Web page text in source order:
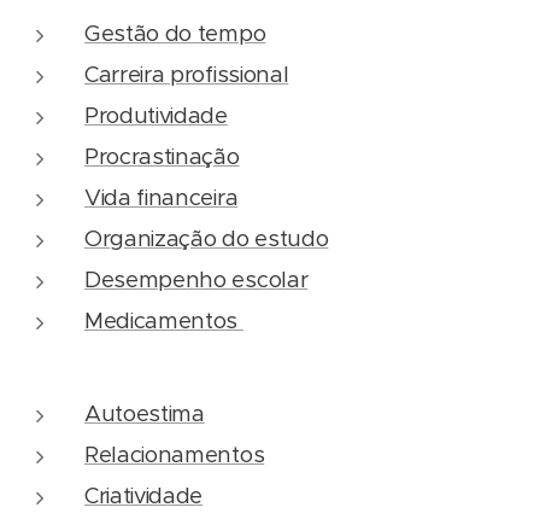
Gestão do tempo
Carreira profissional
Produtividade
Procrastinação
Vida financeira
Organização do estudo
Desempenho escolar
Medicamentos
Autoestima
Relacionamentos
Criatividade